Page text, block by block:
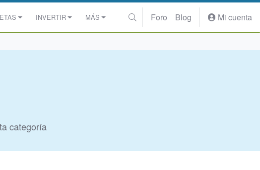
INVERTIR MÁS Foro Blog Mi cuenta
categoría